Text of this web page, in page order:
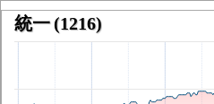
統一(1216)